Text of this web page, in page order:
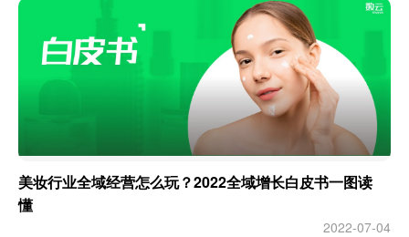
美妆行业全域经营怎么玩？2022全域增长白皮书一图读
懂
2022-07-04